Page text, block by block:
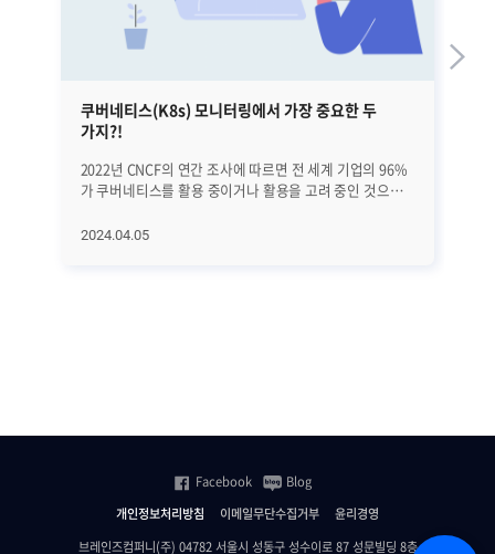
쿠버네티스(K8s) 모니터링에서 가장 중요한 두
가지?!
2022년 CNCF의 연간 조사에 따르면 전 세계 기업의 96%
가 쿠버네티스를 활용 중이거나 활용을 고려 중인 것으로
K8s) 시장의 규모가 올해 1조 2천억 원대를 돌파할 것으로
위한 두 가지 조건 첫 번째, 쿠버네티스의 주요 항목을
크고 동적이며 복잡한 구조를 가지고 있습니다. 그렇기
때문에 리소스 사용률, 에러 로그 등의 중요 정보를
실시간으로 파악할 수 있어야 합니다. 따라서 쿠버네티스
모니터링을 효과적으로 수행하기 위해 첫 번째로 기억해야
2024.04.05
있습니다. 최근
신
개인정보처리방침 이메일무단수집거부
윤리경영
브레인즈컴퍼니(주) 04782 서울시 성동구 성수이로 87 성문빌딩 8층
Facebook Blog